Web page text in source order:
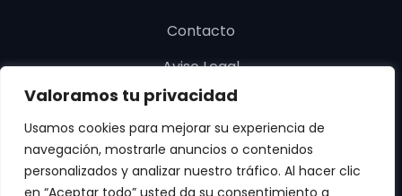
Valoramos tu privacidad
Usamos cookies para mejorar su experiencia de
navegación, mostrarle anuncios o contenidos
personalizados y analizar nuestro tráfico. Al hacer clic
en “Aceptar todo” usted da su consentimiento a
Contacto
Aviso Legal
Política de cookies
Política de privacidad